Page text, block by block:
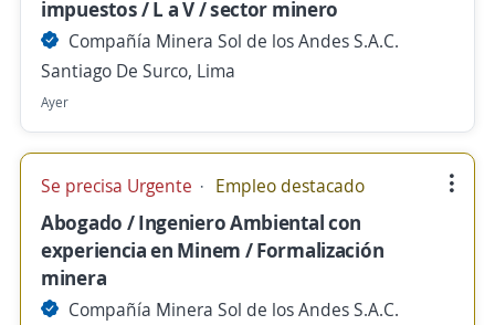
impuestos / L a V / sector minero
Compañía Minera Sol de los Andes S.A.C.
Santiago De Surco, Lima
Ayer
Se precisa Urgente Empleo destacado
Abogado / Ingeniero Ambiental con
experiencia en Minem / Formalización
minera
Compañía Minera Sol de los Andes S.A.C.